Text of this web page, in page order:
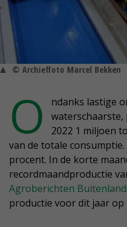
© Archieffoto Marcel Bekken
O
ndanks lastige
waterschaarste,
2022 1 miljoen
van de totale
procent. In de korte
recordmaandproductie
Agroberichten Buitenland
productie voor dit jaar